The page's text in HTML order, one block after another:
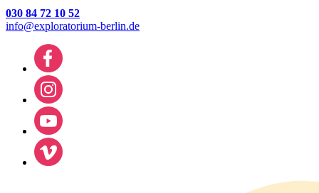
030 84 72 10 52
info@exploratorium-berlin.de